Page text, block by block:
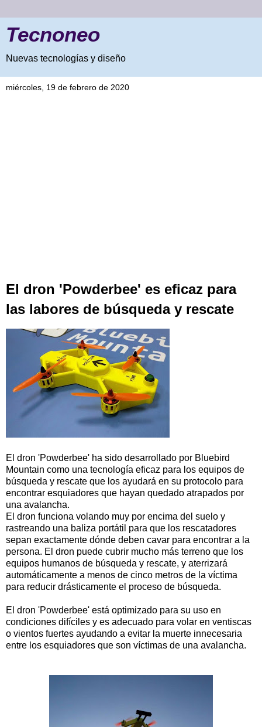
Tecnoneo
Nuevas tecnologías y diseño
miércoles, 19 de febrero de 2020
El dron 'Powderbee' es eficaz para
las labores de búsqueda y rescate
El dron 'Powderbee' ha sido desarrollado por Bluebird
Mountain como una tecnología eficaz para los equipos de
búsqueda y rescate que los ayudará en su protocolo para
encontrar esquiadores que hayan quedado atrapados por
una avalancha.
El dron funciona volando muy por encima del suelo y
rastreando una baliza portátil para que los rescatadores
sepan exactamente dónde deben cavar para encontrar a la
persona. El dron puede cubrir mucho más terreno que los
equipos humanos de búsqueda y rescate, y aterrizará
automáticamente a menos de cinco metros de la víctima
para reducir drásticamente el proceso de búsqueda.
El dron 'Powderbee' está optimizado para su uso en
condiciones difíciles y es adecuado para volar en ventiscas
o vientos fuertes ayudando a evitar la muerte innecesaria
entre los esquiadores que son víctimas de una avalancha.